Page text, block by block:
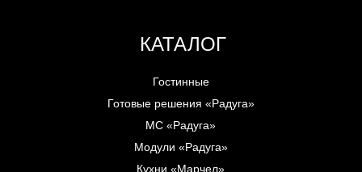
КАТАЛОГ
Гостинные
Готовые решения «Радуга»
МС «Радуга»
Модули «Радуга»
Кухни «Марчел»